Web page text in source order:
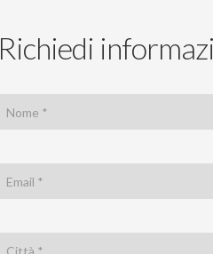
Richiedi